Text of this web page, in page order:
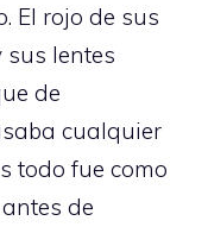
El rojo de sus
lentes
de
cualquier
todo fue como
de